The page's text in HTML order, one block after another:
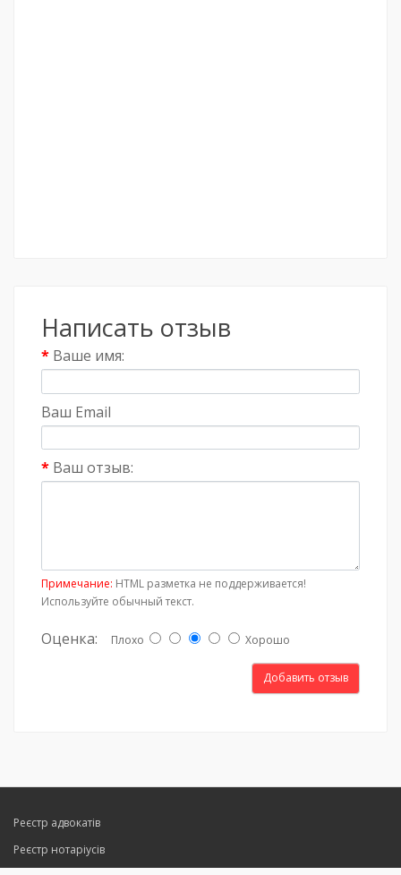
Написать отзыв
Ваше имя:
Ваш Email
Ваш отзыв:
Примечание: HTML разметка не поддерживается!
Используйте обычный текст.
Оценка: Плохо Хорошо
Добавить отзыв
Реєстр адвокатів
Реєстр нотаріусів